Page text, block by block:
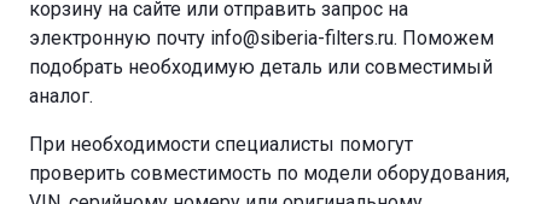
корзину на сайте или отправить запрос на
электронную почту info@siberia-filters.ru. Поможем
подобрать необходимую деталь или совместимый
аналог.
При необходимости специалисты помогут
проверить совместимость по модели оборудования,